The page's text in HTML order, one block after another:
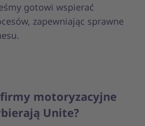
gotowi wspierać
zapewniając sprawne
firmy motoryzacyjne
Unite?